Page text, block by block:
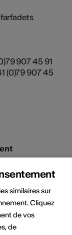
907 45 91
(0)79 907 45
similaires sur
Cliquez
de vos
de